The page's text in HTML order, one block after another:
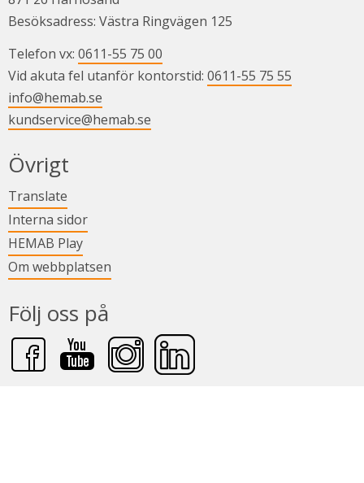
Besöksadress: Västra Ringvägen 125
Telefon vx: 0611-55 75 00
Vid akuta fel utanför kontorstid: 0611-55 75 55
info@hemab.se
kundservice@hemab.se
Övrigt
Translate
Interna sidorLänk till annan webbplats.
HEMAB PlayLänk till annan webbplats.
Om webbplatsen
Följ oss på